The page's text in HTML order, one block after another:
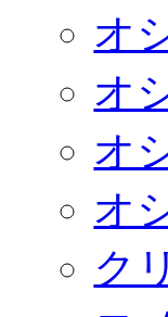
オ
オ
オ
オ
ク